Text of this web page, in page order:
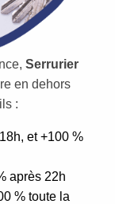
Serrurier
en dehors
:
et +100 %
après 22h
% toute la